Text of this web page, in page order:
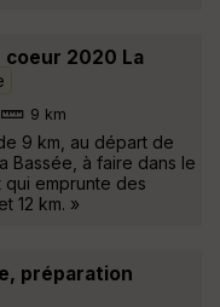
coeur 2020 La
9 km
9 km, au départ de
Bassée, à faire dans le
qui emprunte des
12 km. »
préparation